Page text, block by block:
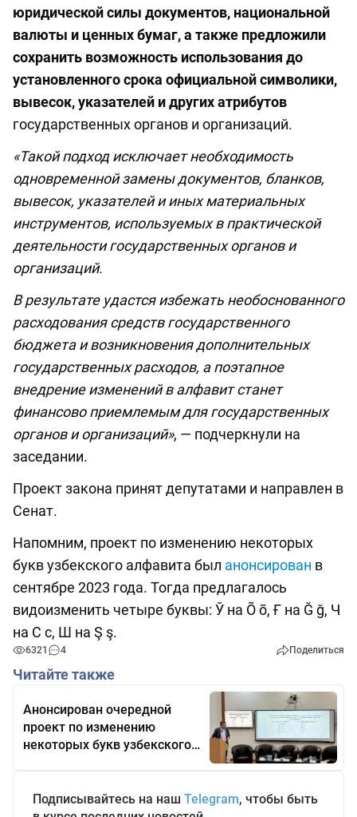
юридической силы документов, национальной
валюты и ценных бумаг, а также предложили
сохранить возможность использования до
установленного срока официальной символики,
вывесок, указателей и других атрибутов
государственных органов и организаций.
«Такой подход исключает необходимость
одновременной замены документов, бланков,
вывесок, указателей и иных материальных
инструментов, используемых в практической
деятельности государственных органов и
организаций.
В результате удастся избежать необоснованного
расходования средств государственного
бюджета и возникновения дополнительных
государственных расходов, а поэтапное
внедрение изменений в алфавит станет
финансово приемлемым для государственных
органов и организаций», — подчеркнули на
заседании.
Проект закона принят депутатами и направлен в
Сенат.
Напомним, проект по изменению некоторых
букв узбекского алфавита был анонсирован в
сентябре 2023 года. Тогда предлагалось
видоизменить четыре буквы: Ў на Õ õ, Ғ на Ğ ğ, Ч
на С с, Ш на Ş ş.
6321 4 Поделиться
Читайте также
Анонсирован очередной
проект по изменению
некоторых букв узбекского
Подписывайтесь на наш Telegram, чтобы быть